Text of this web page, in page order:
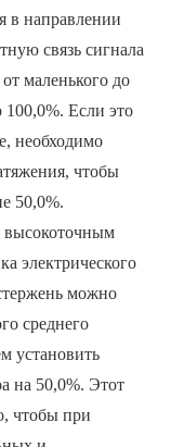
в направлении
связь сигнала
маленького до
100,0%. Если это
необходимо
чтобы
50,0%.
высокоточным
электрического
можно
среднего
установить
на 50,0%. Этот
чтобы при